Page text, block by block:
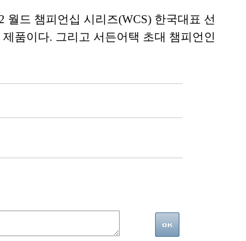
드 챔피언십 시리즈(WCS) 한국대표 선
품이다. 그리고 서든어택 초대 챔피언인